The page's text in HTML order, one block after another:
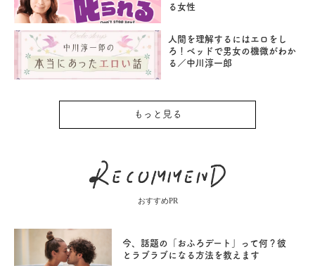
る女性
人間を理解するにはエロをし
ろ！ベッドで男女の機微がわか
る／中川淳一郎
もっと見る
おすすめPR
今、話題の「おふろデート」って何？彼
とラブラブになる方法を教えます